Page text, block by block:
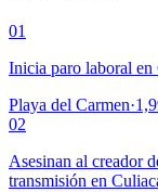
01
Inicia paro laboral
Playa del Carmen·
02
Asesinan al creador
transmisión en